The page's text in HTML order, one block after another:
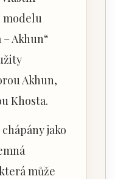
modelu
Akhun“
Akhun,
Khosta.
jako
může